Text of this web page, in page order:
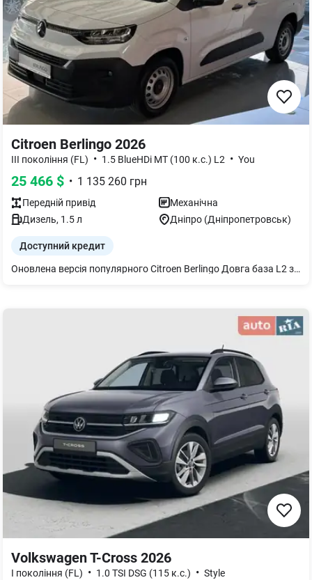
Citroen Berlingo 2026
III покоління (FL) • 1.5 BlueHDi МТ (100 к.с.) L2 • You
25 466 $ • 1 135 260 грн
Передній привід
Механічна
Дизель, 1.5л Дніпро (Дніпропетровськ)
Доступний кредит
Оновлена версія популярного Citroen Berlingo Довга база L2 з 6-ст. механікою Комлпектація YOU з додатковими опціями: Пакет "Комфорт": - Сидіння водія підвищеного комфорту з регулюванням по висоті, підлокітником, поперековою підтримкою; - Система автоматичного включення передніх склоочищувачів; - Протитуманні фари; - Світлодіодні фари (EcoLED
Volkswagen T-Cross 2026
I покоління (FL) • 1.0 TSI DSG (115 к.с.) • Style